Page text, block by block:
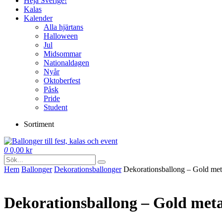
Kalas
Kalender
Alla hjärtans
Halloween
Jul
Midsommar
Nationaldagen
Nyår
Oktoberfest
Påsk
Pride
Student
Sortiment
0 0,00 kr
Hem Ballonger Dekorations­ballonger Dekorationsballong – Gold
Dekorationsballong – Gold